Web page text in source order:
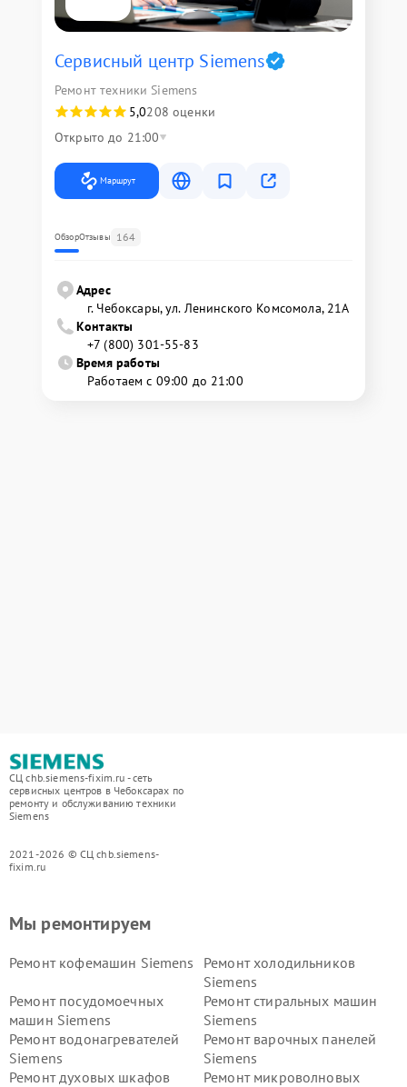
Сервисный центр Siemens
Ремонт техники Siemens
5,0208 оценки
Открыто до 21:00
Маршрут
ОбзорОтзывы 164
Адрес
г. Чебоксары, ул. Ленинского Комсомола, 21А
Контакты
+7 (800) 301-55-83
Время работы
Работаем с 09:00 до 21:00
СЦ chb.siemens-fixim.ru - сеть
сервисных центров в Чебоксарах по
ремонту и обслуживанию техники
Siemens
2021-2026 © СЦ chb.siemens-
fixim.ru
Мы ремонтируем
Ремонт кофемашин Siemens
Ремонт холодильников
Siemens
Ремонт посудомоечных
машин Siemens
Ремонт стиральных машин
Siemens
Ремонт водонагревателей
Siemens
Ремонт варочных панелей
Siemens
Ремонт духовых шкафов
Ремонт микроволновых